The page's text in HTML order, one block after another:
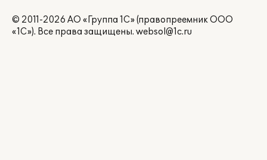
© 2011-2026 АО «Группа 1С» (правопреемник ООО
«1С»). Все права защищены. websol@1c.ru